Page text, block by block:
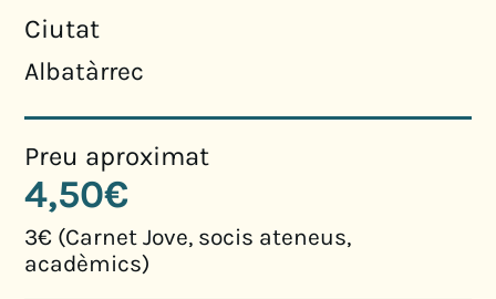
Ciutat
Albatàrrec
Preu aproximat
4,50€
3€ (Carnet Jove, socis ateneus,
acadèmics)